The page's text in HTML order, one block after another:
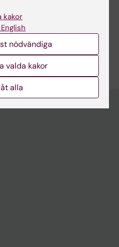
kakor
nödvändiga
valda kakor
alla